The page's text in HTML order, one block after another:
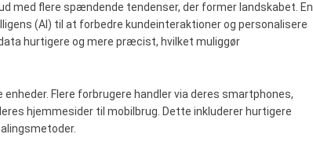
med flere spændende tendenser, der former landskabet. En
(AI) til at forbedre kundeinteraktioner og personalisere
hurtigere og mere præcist, hvilket muliggør
Flere forbrugere handler via deres smartphones,
hjemmesider til mobilbrug. Dette inkluderer hurtigere